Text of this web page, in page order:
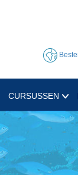
CURSUSSEN